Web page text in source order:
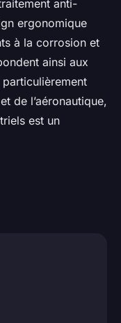
anti-
ergonomique
à la corrosion et
ainsi aux
de l’aéronautique,
est un